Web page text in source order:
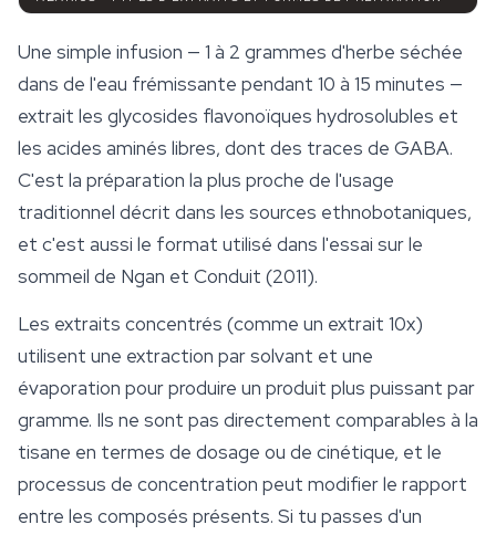
Une simple infusion — 1 à 2 grammes d'herbe séchée
dans de l'eau frémissante pendant 10 à 15 minutes —
extrait les glycosides flavonoïques hydrosolubles et
les acides aminés libres, dont des traces de GABA.
C'est la préparation la plus proche de l'usage
traditionnel décrit dans les sources ethnobotaniques,
et c'est aussi le format utilisé dans l'essai sur le
sommeil de Ngan et Conduit (2011).
Les extraits concentrés (comme un extrait 10x)
utilisent une extraction par solvant et une
évaporation pour produire un produit plus puissant par
gramme. Ils ne sont pas directement comparables à la
tisane en termes de dosage ou de cinétique, et le
processus de concentration peut modifier le rapport
entre les composés présents. Si tu passes d'un